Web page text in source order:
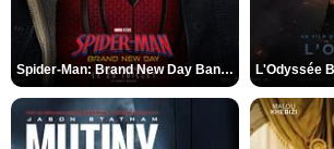
Spider-Man: Brand New Day Bande-annonce VO STFR